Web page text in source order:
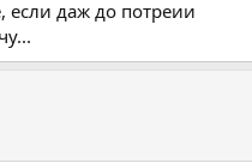
если даж до потреии